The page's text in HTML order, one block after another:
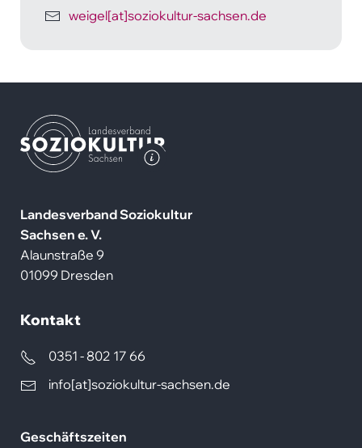
weigel[at]soziokultur-sachsen.de
Landesverband Soziokultur
Sachsen e. V.
Alaunstraße 9
01099 Dresden
Kontakt
0351 - 802 17 66
info[at]soziokultur-sachsen.de
Geschäftszeiten